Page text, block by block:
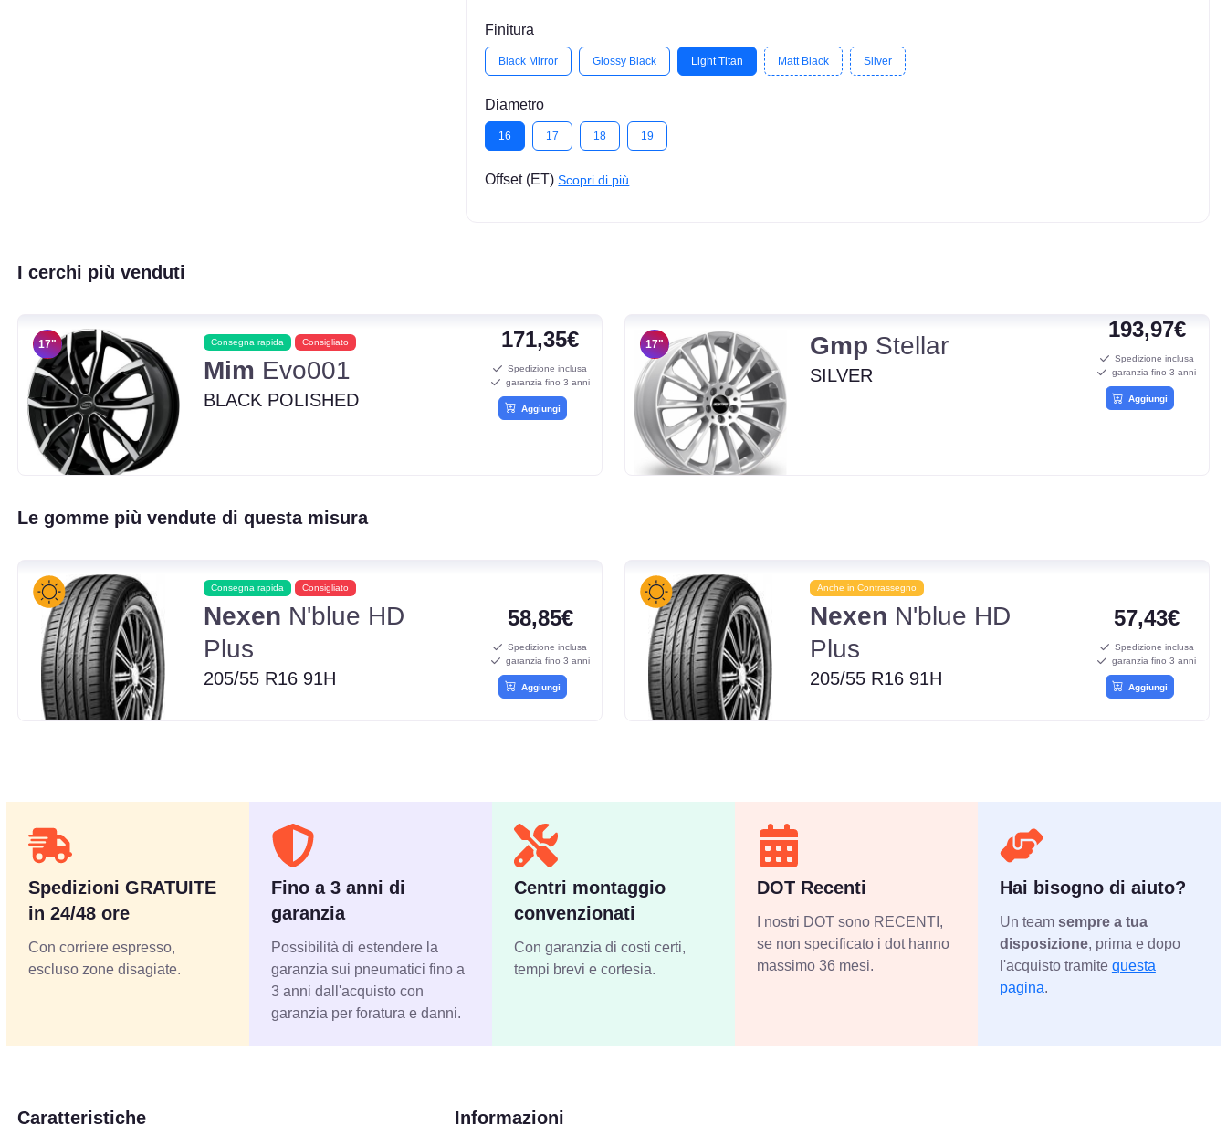
Finitura
Black Mirror Glossy Black Light Titan Matt Black Silver
Diametro
16 17 18 19
Offset (ET)Scopri di più
I cerchi più venduti
17" Consegna rapida Consigliato
Mim Evo001
BLACK POLISHED
171,35€
Spedizione inclusa
garanzia fino 3 anni
Aggiungi
17" Gmp Stellar
SILVER
193,97€
Spedizione inclusa
garanzia fino 3 anni
Aggiungi
Le gomme più vendute di questa misura
Consegna rapida Consigliato
Nexen N'blue HD
Plus
205/55 R16 91H
58,85€
Spedizione inclusa
garanzia fino 3 anni
Aggiungi
Anche in Contrassegno
Nexen N'blue HD
Plus
205/55 R16 91H
57,43€
Spedizione inclusa
garanzia fino 3 anni
Aggiungi
Spedizioni GRATUITE
in 24/48 ore
Con corriere espresso,
escluso zone disagiate.
Fino a 3 anni di
garanzia
Possibilità di estendere la
garanzia sui pneumatici fino a
3 anni dall'acquisto con
garanzia per foratura e danni.
Centri montaggio
convenzionati
Con garanzia di costi certi,
tempi brevi e cortesia.
DOT Recenti
I nostri DOT sono RECENTI,
se non specificato i dot hanno
massimo 36 mesi.
Hai bisogno di aiuto?
Un team sempre a tua
disposizione, prima e dopo
l'acquisto tramite questa
pagina.
Caratteristiche Informazioni